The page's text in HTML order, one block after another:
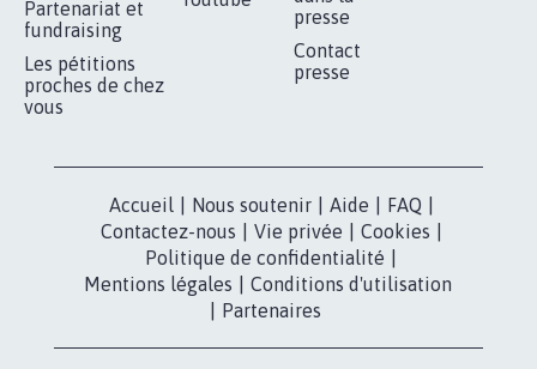
Partenariat et
fundraising
Les pétitions
proches de chez
vous
presse
Contact
presse
Accueil Nous soutenir Aide FAQ
Contactez-nous
Vie privée Cookies
Politique de confidentialité
Mentions légales
Conditions d'utilisation
Partenaires